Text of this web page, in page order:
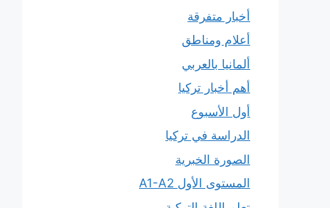
أخبار متفرقة
أعلام ومناطق
ألمانيا بالعربي
أهم أخبار تركيا
أول الأسبوع
الدراسة في تركيا
الصورة الخبرية
المستوى الأول A1-A2